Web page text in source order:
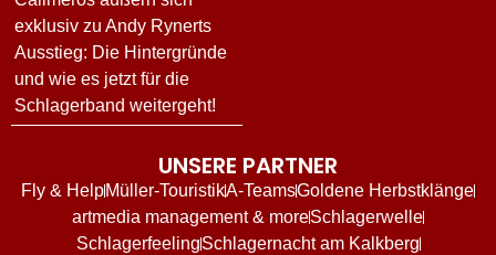
exklusiv zu Andy Rynerts
Ausstieg: Die Hintergründe
und wie es jetzt für die
Schlagerband weitergeht!
UNSERE PARTNER
Fly & HelpMüller-TouristikA-TeamsGoldene Herbstklänge
artmedia management & moreSchlagerwelle
SchlagerfeelingSchlagernacht am Kalkberg